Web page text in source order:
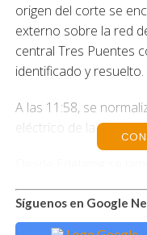
origen del corte se
externo sobre la red
central Tres Puentes
identificado y resuelto.
A las 11:58, se
eléctrico de la
encuentran
número de WhatsApp
Síguenos en Google